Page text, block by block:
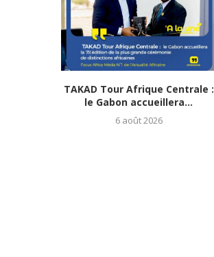
TAKAD Tour Afrique Centrale :
le Gabon accueillera...
6 août 2026